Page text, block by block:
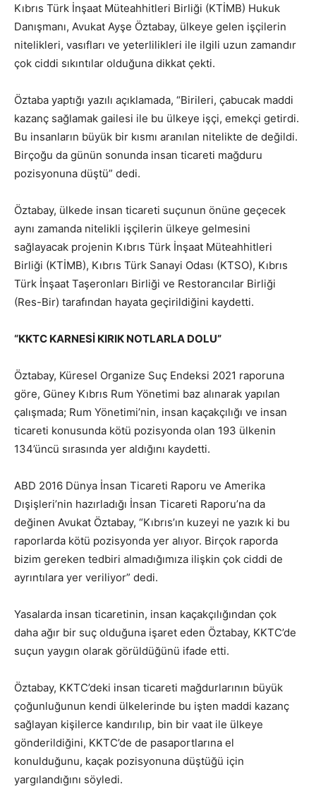
Kıbrıs Türk İnşaat Müteahhitleri Birliği (KTİMB) Hukuk
Danışmanı, Avukat Ayşe Öztabay, ülkeye gelen işçilerin
nitelikleri, vasıfları ve yeterlilikleri ile ilgili uzun zamandır
çok ciddi sıkıntılar olduğuna dikkat çekti.
Öztaba yaptığı yazılı açıklamada, “Birileri, çabucak maddi
kazanç sağlamak gailesi ile bu ülkeye işçi, emekçi getirdi.
Bu insanların büyük bir kısmı aranılan nitelikte de değildi.
Birçoğu da günün sonunda insan ticareti mağduru
pozisyonuna düştü” dedi.
Öztabay, ülkede insan ticareti suçunun önüne geçecek
aynı zamanda nitelikli işçilerin ülkeye gelmesini
sağlayacak projenin Kıbrıs Türk İnşaat Müteahhitleri
Birliği (KTİMB), Kıbrıs Türk Sanayi Odası (KTSO), Kıbrıs
Türk İnşaat Taşeronları Birliği ve Restorancılar Birliği
(Res-Bir) tarafından hayata geçirildiğini kaydetti.
“KKTC KARNESİ KIRIK NOTLARLA DOLU”
Öztabay, Küresel Organize Suç Endeksi 2021 raporuna
göre, Güney Kıbrıs Rum Yönetimi baz alınarak yapılan
çalışmada; Rum Yönetimi’nin, insan kaçakçılığı ve insan
ticareti konusunda kötü pozisyonda olan 193 ülkenin
134’üncü sırasında yer aldığını kaydetti.
ABD 2016 Dünya İnsan Ticareti Raporu ve Amerika
Dışişleri’nin hazırladığı İnsan Ticareti Raporu’na da
değinen Avukat Öztabay, “Kıbrıs’ın kuzeyi ne yazık ki bu
raporlarda kötü pozisyonda yer alıyor. Birçok raporda
bizim gereken tedbiri almadığımıza ilişkin çok ciddi de
ayrıntılara yer veriliyor” dedi.
Yasalarda insan ticaretinin, insan kaçakçılığından çok
daha ağır bir suç olduğuna işaret eden Öztabay, KKTC’de
suçun yaygın olarak görüldüğünü ifade etti.
Öztabay, KKTC’deki insan ticareti mağdurlarının büyük
çoğunluğunun kendi ülkelerinde bu işten maddi kazanç
sağlayan kişilerce kandırılıp, bin bir vaat ile ülkeye
gönderildiğini, KKTC’de de pasaportlarına el
konulduğunu, kaçak pozisyonuna düştüğü için
yargılandığını söyledi.